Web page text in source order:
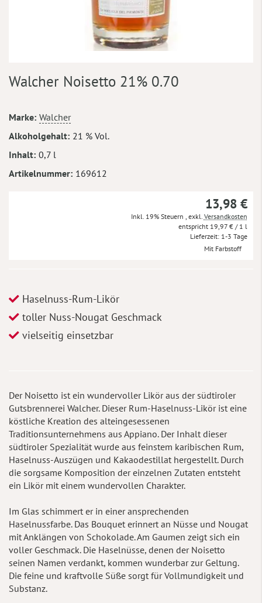
Anfang
springen
Walcher Noisetto 21% 0.70
Mehr
Informationen
Marke Walcher
Alkoholgehalt 21 % Vol.
Inhalt 0,7 l
Artikelnummer 169612
13,98 €
Inkl. 19% Steuern exkl. Versandkosten
19,97 € / 1 l
Lieferzeit 1-3 Tage
Mit Farbstoff
Haselnuss-Rum-Likör
toller Nuss-Nougat Geschmack
vielseitig einsetzbar
Der Noisetto ist ein wundervoller Likör aus der südtiroler
Gutsbrennerei Walcher. Dieser Rum-Haselnuss-Likör ist eine
köstliche Kreation des alteingesessenen
Traditionsunternehmens aus Appiano. Der Inhalt dieser
südtiroler Spezialität wurde aus feinstem karibischen Rum,
Haselnuss-Auszügen und Kakaodestillat hergestellt. Durch
die sorgsame Komposition der einzelnen Zutaten entsteht
ein Likör mit einem wundervollen Charakter.
Im Glas schimmert er in einer ansprechenden
Haselnussfarbe. Das Bouquet erinnert an Nüsse und Nougat
mit Anklängen von Schokolade. Am Gaumen zeigt sich ein
voller Geschmack. Die Haselnüsse, denen der Noisetto
seinen Namen verdankt, kommen wunderbar zur Geltung.
Die feine und kraftvolle Süße sorgt für Vollmundigkeit und
Substanz.